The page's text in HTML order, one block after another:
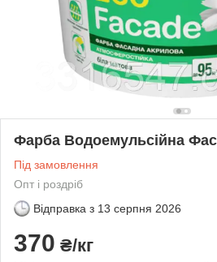
Фарба Водоемульсійна
Під замовлення
Опт і роздріб
Відправка з 13 серпня 2026
370 ₴/кг